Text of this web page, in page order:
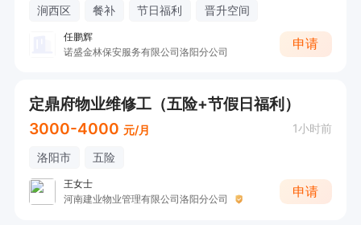
涧西区 餐补 节日福利 晋升空间
任鹏辉
诺盛金林保安服务有限公司洛阳分公司
申请
定鼎府物业维修工（五险+节假日福利）
3000-4000 元/月 1小时前
洛阳市 五险
王女士
河南建业物业管理有限公司洛阳分公司
申请